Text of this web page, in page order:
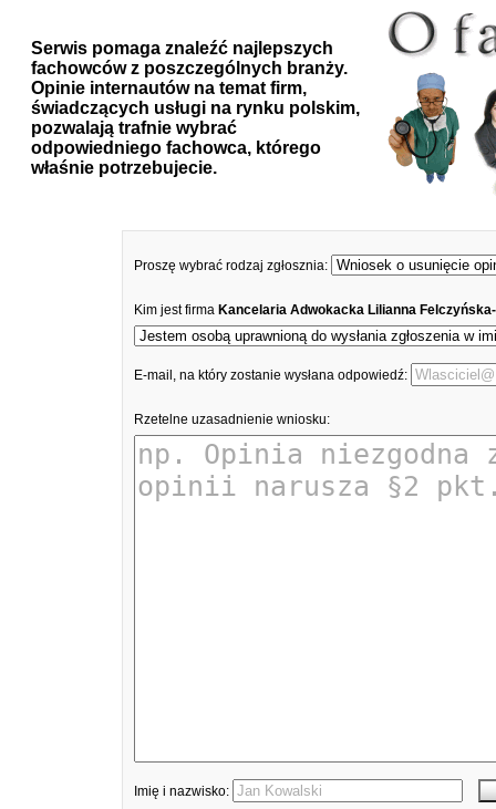
Serwis pomaga znaleźć najlepszych
fachowców z poszczególnych branży.
Opinie internautów na temat firm,
świadczących usługi na rynku polskim,
pozwalają trafnie wybrać
odpowiedniego fachowca, którego
właśnie potrzebujecie.
Proszę wybrać rodzaj zgłosznia:
Kim jest firma Kancelaria Adwokacka Lilianna
E-mail, na który zostanie wysłana odpowiedź:
Rzetelne uzasadnienie wniosku:
Imię i nazwisko: